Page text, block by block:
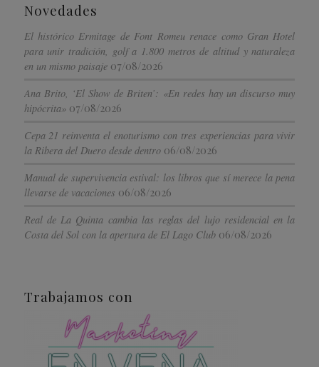
Novedades
El histórico Ermitage de Font Romeu renace como Gran Hotel
para unir tradición, golf a 1.800 metros de altitud y naturaleza
en un mismo paisaje 07/08/2026
Ana Brito, ‘El Show de Briten’: «En redes hay un discurso muy
hipócrita» 07/08/2026
Cepa 21 reinventa el enoturismo con tres experiencias para vivir
la Ribera del Duero desde dentro 06/08/2026
Manual de supervivencia estival: los libros que sí merece la pena
llevarse de vacaciones 06/08/2026
Real de La Quinta cambia las reglas del lujo residencial en la
Costa del Sol con la apertura de El Lago Club 06/08/2026
Trabajamos con